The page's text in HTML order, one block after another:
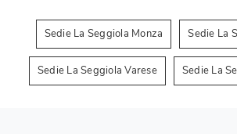
Sedie La Seggiola Monza Sedie La
Sedie La Seggiola Varese Sedie La